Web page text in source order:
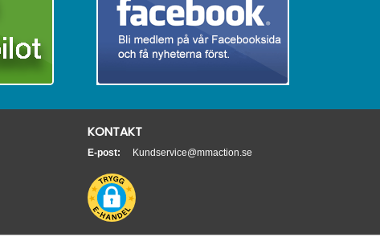
KONTAKT
E-post: Kundservice@mmaction.se